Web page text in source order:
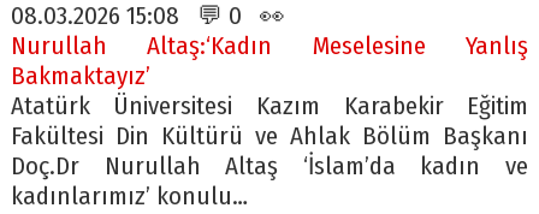
08.03.2026 15:08 💬 0 👀
Nurullah Altaş:‘Kadın Meselesine Yanlış
Bakmaktayız’
Atatürk Üniversitesi Kazım Karabekir Eğitim
Fakültesi Din Kültürü ve Ahlak Bölüm Başkanı
Doç.Dr Nurullah Altaş ‘İslam’da kadın ve
kadınlarımız’ konulu…